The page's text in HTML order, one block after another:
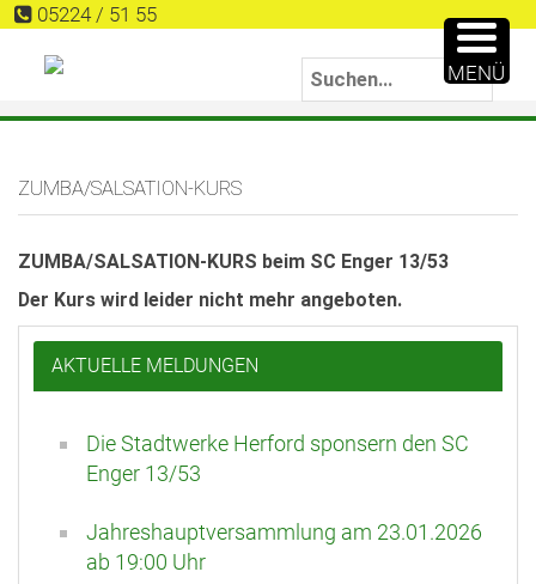
05224 / 51 55
ZUMBA/SALSATION-KURS
ZUMBA/SALSATION-KURS beim SC Enger 13/53
Der Kurs wird leider nicht mehr angeboten.
AKTUELLE MELDUNGEN
Die Stadtwerke Herford sponsern den SC
Enger 13/53
Jahreshauptversammlung am 23.01.2026
ab 19:00 Uhr
MENÜ